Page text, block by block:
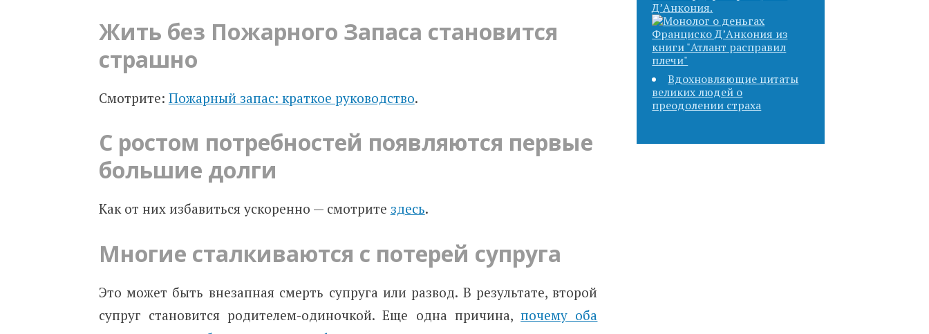
Жить без Пожарного Запаса становится
страшно
Смотрите: Пожарный запас: краткое руководство.
С ростом потребностей появляются первые
большие долги
Как от них избавиться ускоренно — смотрите здесь.
Многие сталкиваются с потерей супруга
Это может быть внезапная смерть супруга или развод. В результате, второй
супруг становится родителем-одиночкой. Еще одна причина,почему оба
Д’Анкония.
Вдохновляющие цитаты
великих людей о
преодолении страха